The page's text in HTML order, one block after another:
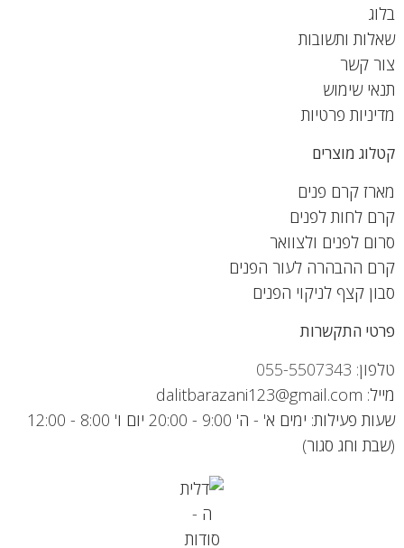
בלוג
שאלות ותשובות
צור קשר
תנאי שימוש
מדיניות פרטיות
קטלוג מוצרים
מארז קרם פנים
קרם לחות לפנים
סרום לפנים ולצוואר
קרם ההבהרה לעור הפנים
סבון קצף לניקוי הפנים
פרטי התקשרות
טלפון: 055-5507343
מייל: dalitbarazani123@gmail.com
שעות פעילות: ימים א' - ה' 9:00 - 20:00 יום ו' 8:00 - 12:00
(שבת וחג סגור)